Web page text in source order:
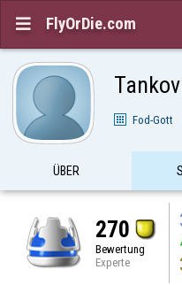
 FlyOrDie.com
Fod-Gott
ÜBER
270
Bewertung
Experte